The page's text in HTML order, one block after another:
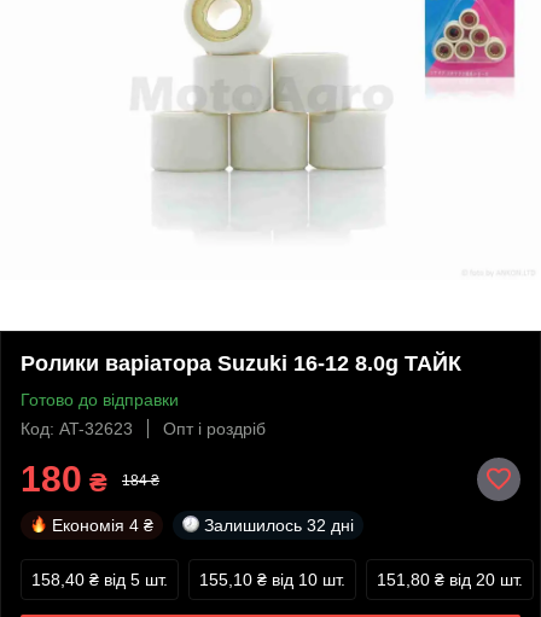
Ролики варіатора Suzuki 16-12 8.0g ТАЙК
Готово до відправки
Код: AT-32623
Опт і роздріб
180 ₴ 184 ₴
Економія 4 ₴ Залишилось 32 дні
158,40 ₴ від 5 шт. 155,10 ₴ від 10 шт. 151,80 ₴ від 20 шт.